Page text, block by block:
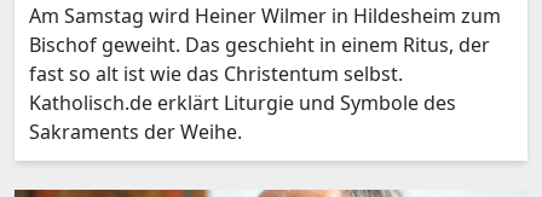
Am Samstag wird Heiner Wilmer in Hildesheim zum
Bischof geweiht. Das geschieht in einem Ritus, der
fast so alt ist wie das Christentum selbst.
Katholisch.de erklärt Liturgie und Symbole des
Sakraments der Weihe.